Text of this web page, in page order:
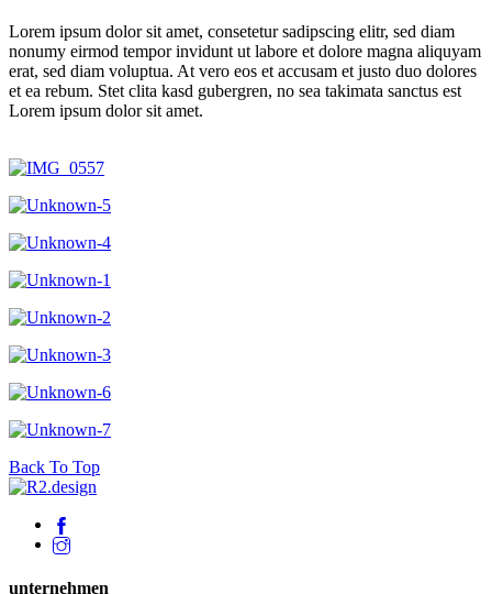
Lorem ipsum dolor sit amet, consetetur sadipscing elitr, sed diam
nonumy eirmod tempor invidunt ut labore et dolore magna aliquyam
erat, sed diam voluptua. At vero eos et accusam et justo duo dolores
et ea rebum. Stet clita kasd gubergren, no sea takimata sanctus est
Lorem ipsum dolor sit amet.
Back To Top
unternehmen